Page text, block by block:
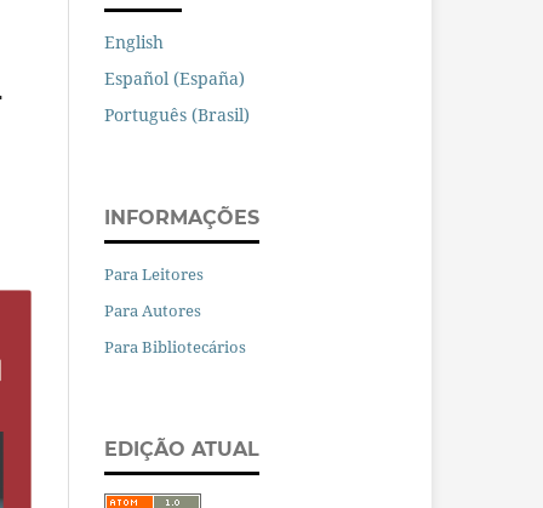
English
Español (España)
Português (Brasil)
INFORMAÇÕES
Para Leitores
Para Autores
Para Bibliotecários
EDIÇÃO ATUAL